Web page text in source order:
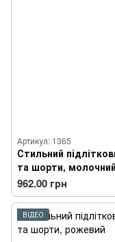
Артикул: 1365
Стильний
та шорти, молочний
962.00 грн
ВІДЕО